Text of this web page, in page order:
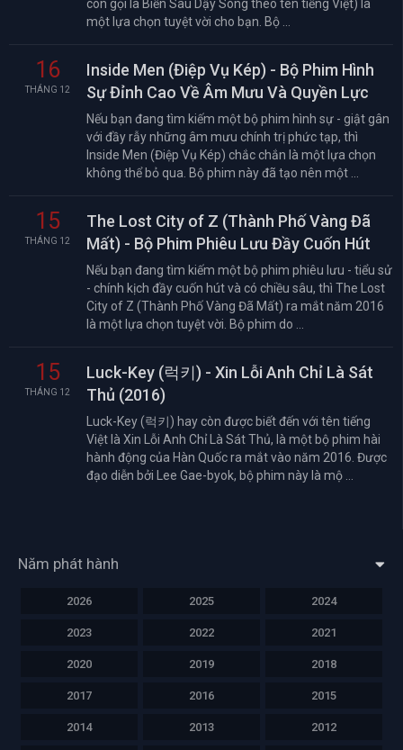
còn gọi là Biển Sâu Dậy Sóng theo tên tiếng Việt) là
một lựa chọn tuyệt vời cho bạn. Bộ ...
16
THÁNG 12
Inside Men (Điệp Vụ Kép) - Bộ Phim Hình
Sự Đỉnh Cao Về Âm Mưu Và Quyền Lực
Nếu bạn đang tìm kiếm một bộ phim hình sự - giật gân
với đầy rẫy những âm mưu chính trị phức tạp, thì
Inside Men (Điệp Vụ Kép) chắc chắn là một lựa chọn
không thể bỏ qua. Bộ phim này đã tạo nên một ...
15
THÁNG 12
The Lost City of Z (Thành Phố Vàng Đã
Mất) - Bộ Phim Phiêu Lưu Đầy Cuốn Hút
Nếu bạn đang tìm kiếm một bộ phim phiêu lưu - tiểu sử
- chính kịch đầy cuốn hút và có chiều sâu, thì The Lost
City of Z (Thành Phố Vàng Đã Mất) ra mắt năm 2016
là một lựa chọn tuyệt vời. Bộ phim do ...
15
THÁNG 12
Luck-Key (럭키) - Xin Lỗi Anh Chỉ Là Sát
Thủ (2016)
Luck-Key (럭키) hay còn được biết đến với tên tiếng
Việt là Xin Lỗi Anh Chỉ Là Sát Thủ, là một bộ phim hài
hành động của Hàn Quốc ra mắt vào năm 2016. Được
đạo diễn bởi Lee Gae-byok, bộ phim này là mộ ...
Năm phát hành
2026 2025 2024
2023 2022 2021
2020 2019 2018
2017 2016 2015
2014 2013 2012